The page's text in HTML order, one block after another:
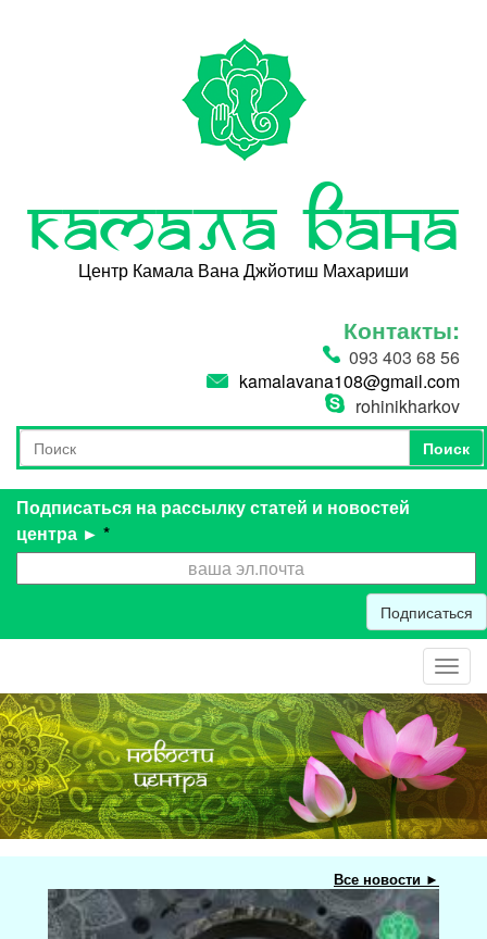
Камала Вана
Центр Камала Вана Джйотиш Махариши
Контакты:
093 403 68 56
kamalavana108@gmail.com
rohinikharkov
Форма поиска
Поиск
Поиск
Подписаться на рассылку статей и новостей
центра ► *
Подписаться
Все новости ►